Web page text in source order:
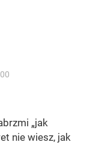
„jak
nie wiesz, jak